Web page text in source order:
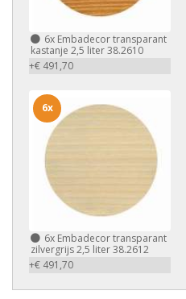
6x Embadecor transparant
kastanje 2,5 liter 38.2610
+€ 491,70
6x Embadecor transparant
zilvergrijs 2,5 liter 38.2612
+€ 491,70
6x